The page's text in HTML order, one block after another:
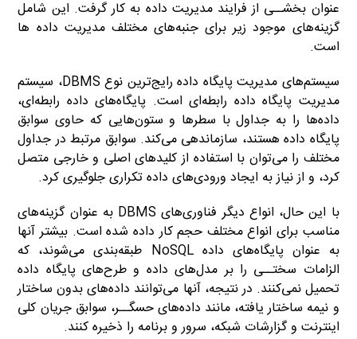
عنوان بخشــی از فرایند مدیریت داده به کار گرفت. این شامل
گزینه‌های موجود زیر برای جنبه‌های مختلف مدیریت داده ها
است.
سیستم‌های مدیریت پایگاه داده رایج‌ترین نوع DBMS، سیستم
مدیریت پایگاه داده رابطه‌ای است. پایگاه‌های داده رابطه‌ای،
داده‌ها را به جداول با سطرها و ستون‌هایی که حاوی سوابق
پایگاه داده هستند، سازماندهی می‌کند. سوابق مرتبط در جداول
مختلف را می‌توان با استفاده از کلیدهای اصلی و خارجی متصل
کرد، و از نیاز به ایجاد ورودی‌های داده تکراری جلوگیری کرد.
با این حال، انواع دیگر فناوری‌های DBMS به عنوان گزینه‌های
مناسب برای انواع مختلف حجم کار داده شده است. بیشتر آنها
به عنوان پایگاه‌های داده NoSQL طبقه‌بندی می‌شوند، که
الزامات سختــی را بر مدل‌های داده و طرح‌های پایگاه داده
تحمیل نمی‌کنند. در نتیجه، آنها می‌توانند داده‌های بدون ساختار
و نیمه ساختار یافته، مانند داده‌های حسگــر، سوابق جریان کلی
اینترنت و گزارشات شبکه، سرور و برنامه را ذخیره کنند.